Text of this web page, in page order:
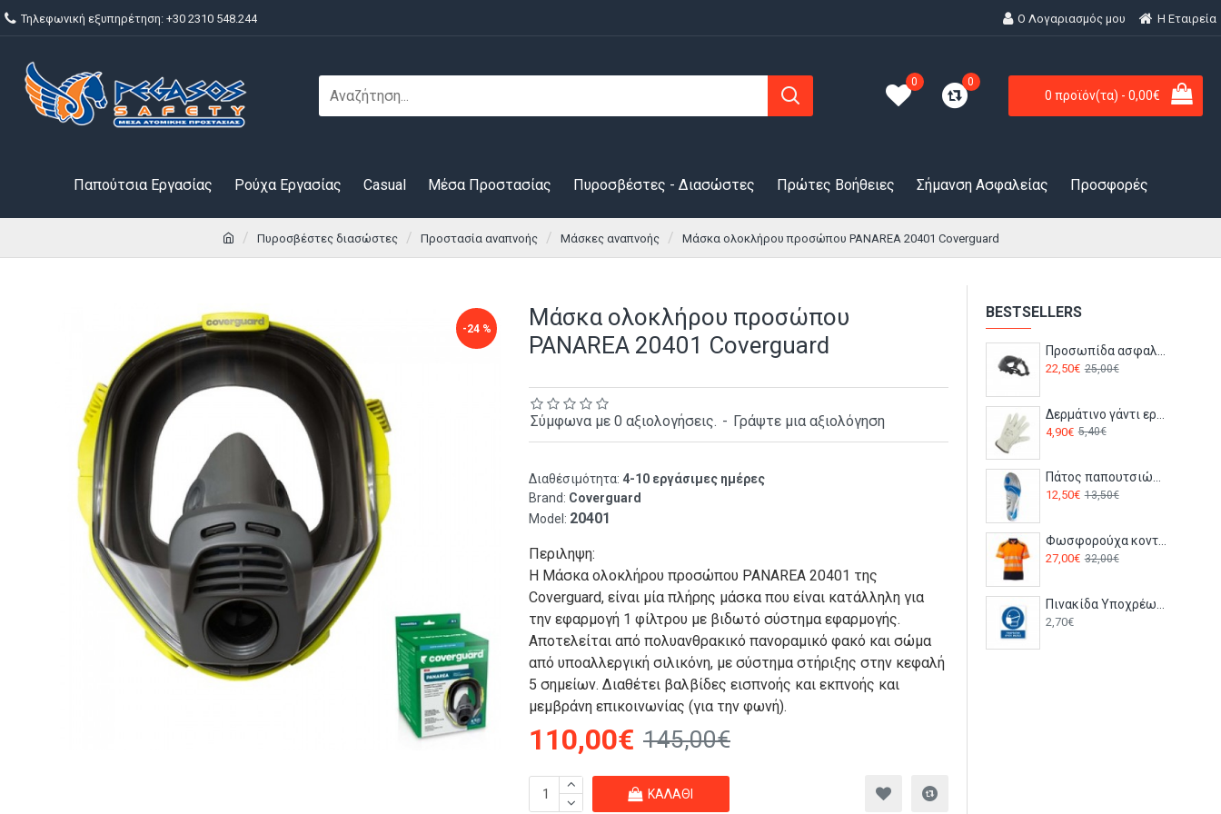
Τηλεφωνική εξυπηρέτηση: +30 2310 548.244 Ο Λογαριασμός μου H Εταιρεία
0 0
0 προϊόν(τα) - 0,00€
Παπούτσια Εργασίας Ρούχα Εργασίας Casual Μέσα Προστασίας Πυροσβέστες - Διασώστες Πρώτες Βοήθειες Σήμανση Ασφαλείας Προσφορές
Πυροσβέστες διασώστες Προστασία αναπνοής Μάσκες αναπνοής Μάσκα ολοκλήρου προσώπου PANAREA 20401 Coverguard
-24 %
Μάσκα ολοκλήρου προσώπου
PANAREA 20401 Coverguard
Διαθέσιμότητα: 4-10 εργάσιμες ημέρες
Brand: Coverguard
Model: 20401
Σύμφωνα με 0 αξιολογήσεις. - Γράψτε μια αξιολόγηση
Περιληψη:
Η Μάσκα ολοκλήρου προσώπου PANAREA 20401 της
Coverguard, είναι μία πλήρης μάσκα που είναι κατάλληλη για
την εφαρμογή 1 φίλτρου με βιδωτό σύστημα εφαρμογής.
Αποτελείται από πολυανθρακικό πανοραμικό φακό και σώμα
από υποαλλεργική σιλικόνη, με σύστημα στήριξης στην κεφαλή
5 σημείων. Διαθέτει βαλβίδες εισπνοής και εκπνοής και
μεμβράνη επικοινωνίας (για την φωνή).
110,00€ 145,00€
ΚΑΛΆΘΙ
BESTSELLERS
22,50€ 25,00€
4,90€ 5,40€
Πάτος παπουτσιών ζελέ FC90 Portwest
12,50€ 13,50€
Φωσφορούχα κοντομάνικη μπλούζα Polo ROAD Payper Πορτοκαλί-navy
27,00€ 32,00€
2,70€